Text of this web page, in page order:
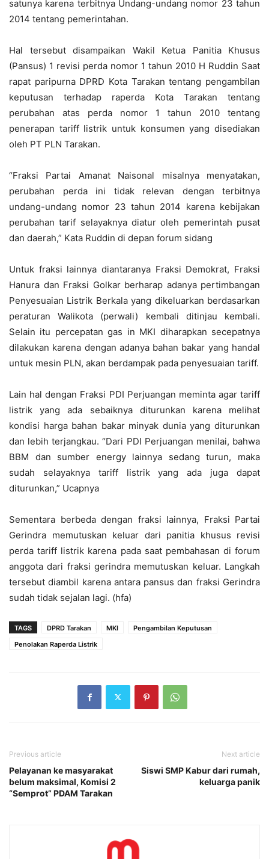
satunya karena terbitnya Undang-undang nomor 23 tahun
2014 tentang pemerintahan.
Hal tersebut disampaikan Wakil Ketua Panitia Khusus
(Pansus) 1 revisi perda nomor 1 tahun 2010 H Ruddin Saat
rapat paripurna DPRD Kota Tarakan tentang pengambilan
keputusan terhadap raperda Kota Tarakan tentang
perubahan atas perda nomor 1 tahun 2010 tentang
penerapan tariff listrik untuk konsumen yang disediakan
oleh PT PLN Tarakan.
“Fraksi Partai Amanat Naisonal misalnya menyatakan,
perubahan perda ini tidak relevan dengan terbitnya
undang-undang nomor 23 tahun 2014 karena kebijakan
perubahan tarif selayaknya diatur oleh pemerintah pusat
dan daerah,” Kata Ruddin di depan forum sidang
Untuk fraksi lainnya diantaranya Fraksi Demokrat, Fraksi
Hanura dan Fraksi Golkar berharap adanya pertimbangan
Penyesuaian Listrik Berkala yang dikeluarkan berdasarkan
peraturan Walikota (perwali) kembali ditinjau kembali.
Selain itu percepatan gas in MKI diharapkan secepatnya
dilakukan karena dengan adanya bahan bakar yang handal
untuk mesin PLN, akan berdampak pada penyesuaian tariff.
Lain hal dengan Fraksi PDI Perjuangan meminta agar tariff
listrik yang ada sebaiknya diturunkan karena melihat
kondisi harga bahan bakar minyak dunia yang diturunkan
dan lebih terjangkau. “Dari PDI Perjuangan menilai, bahwa
BBM dan sumber energy lainnya sedang turun, maka
sudah selayaknya tariff listrik yang ada juga dapat
diturunkan,” Ucapnya
Sementara berbeda dengan fraksi lainnya, Fraksi Partai
Gerindra memutuskan keluar dari panitia khusus revisi
perda tariff listrik karena pada saat pembahasan di forum
anggota dari fraksi gerindra memutuskan keluar. Langkah
tersebut diambil karena antara pansus dan fraksi Gerindra
sudah tidak sejalan lagi. (hfa)
TAGS DPRD Tarakan MKI
Pengambilan Keputusan
Penolakan Raperda Listrik
Previous article
Pelayanan ke masyarakat
belum maksimal, Komisi 2
“Semprot” PDAM Tarakan
Next article
Siswi SMP Kabur dari rumah,
keluarga panik